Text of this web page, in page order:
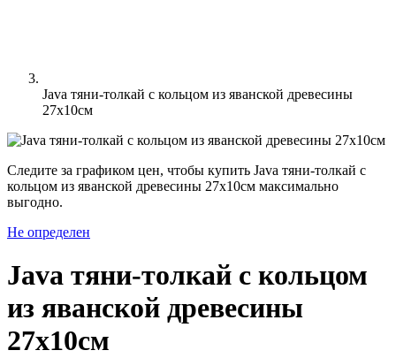
Java тяни-толкай c кольцом из яванской древесины
27х10см
Следите за графиком цен, чтобы купить Java тяни-толкай c
кольцом из яванской древесины 27х10см максимально
выгодно.
Не определен
Java тяни-толкай c кольцом
из яванской древесины
27х10см